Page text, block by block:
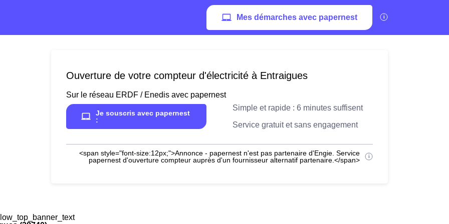
Mes démarches avec papernest
Ouverture de votre compteur d'électricité à Entraigues
Sur le réseau ERDF / Enedis avec papernest
Je souscris avec papernest
:
Simple et rapide : 6 minutes suffisent
Service gratuit et sans engagement
<span style="font-size:12px;">Annonce - papernest n'est pas partenaire d'Engie. Service
papernest d'ouverture compteur auprès d'un fournisseur alternatif partenaire.</span>